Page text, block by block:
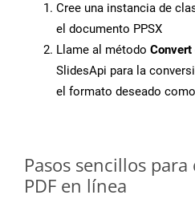
Cree una instancia de
el documento PPSX
Llame al método Convert
SlidesApi para la
el formato deseado
Pasos sencillos para
PDF en línea